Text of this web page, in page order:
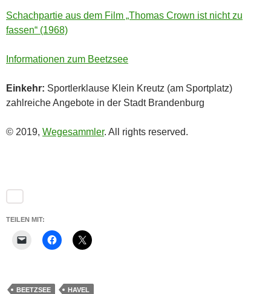
Schachpartie aus dem Film „Thomas Crown ist nicht zu
fassen“ (1968)
Informationen zum Beetzsee
Einkehr: Sportlerklause Klein Kreutz (am Sportplatz)
zahlreiche Angebote in der Stadt Brandenburg
© 2019, Wegesammler. All rights reserved.
TEILEN MIT:
BEETZSEE HAVEL